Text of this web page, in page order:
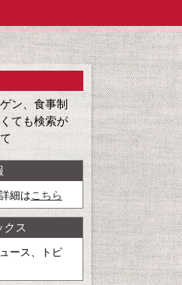
ン、食事制
ても検索が
細は こちら
クス
ース、トピ